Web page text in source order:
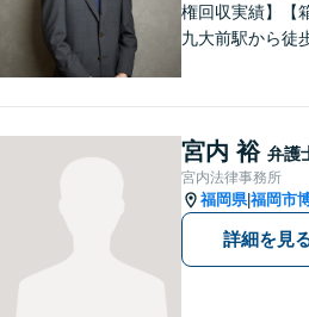
権回収実績】【
九大前駅から徒
ビジネス上の法
各種法律相談、
収等のご依頼を
す。
宮内 裕 弁護
宮内法律事務所
福岡県|福岡市
詳細を見